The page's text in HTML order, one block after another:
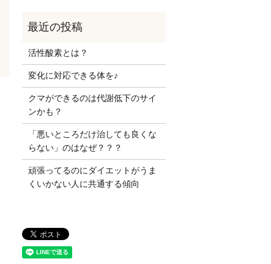
活性酸素とは？
変化に対応できる体を♪
クマができるのは代謝低下のサイ
ンかも？
「悪いところだけ治しても良くな
らない」のはなぜ？？？
頑張ってるのにダイエットがうま
くいかない人に共通する傾向